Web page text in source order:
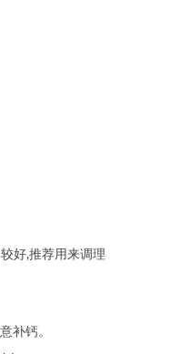
好,推荐用来调理
补钙。